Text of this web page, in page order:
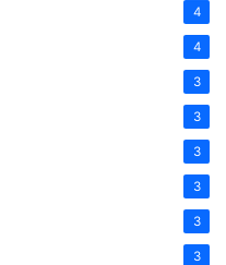
4
4
3
3
3
3
3
3